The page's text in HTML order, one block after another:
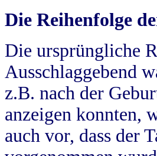
Die Reihenfolge
Die ursprüngliche
Ausschlaggebend
z.B. nach der
anzeigen konnten,
auch vor, dass der